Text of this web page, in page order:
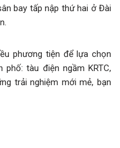
bay tấp nập thứ hai ở Đài
phương tiện để lựa chọn
tàu điện ngầm KRTC,
trải nghiệm mới mẻ, bạn